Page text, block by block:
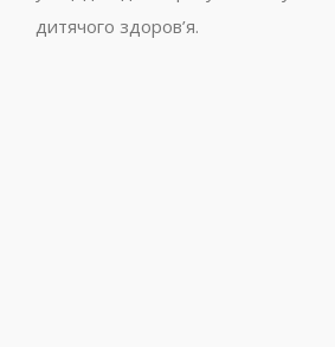
дитячого здоров’я.